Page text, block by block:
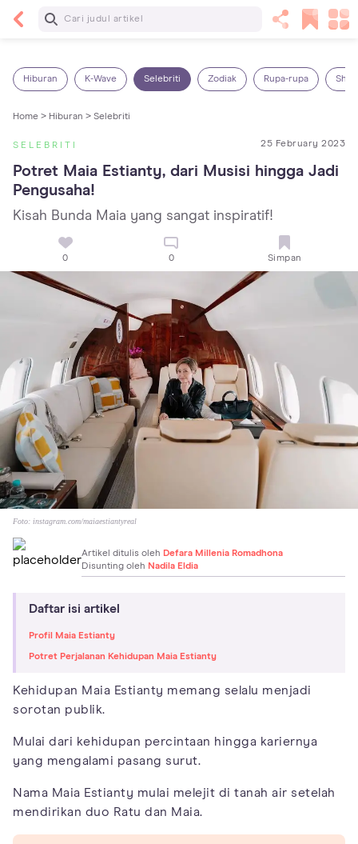
Baca Selanjutnya
Hiburan K-Wave Selebriti Zodiak Rupa-rupa
Home > Hiburan > Selebriti
SELEBRITI 25 February 2023
Potret Maia Estianty, dari Musisi hingga Jadi
Pengusaha!
Kisah Bunda Maia yang sangat inspiratif!
0 0 Simpan
Foto: instagram.com/maiaestiantyreal
Artikel ditulis oleh Defara Millenia Romadhona
Disunting oleh Nadila Eldia
Daftar isi artikel
Profil Maia Estianty
Potret Perjalanan Kehidupan Maia Estianty
Kehidupan Maia Estianty memang selalu menjadi
sorotan publik.
Mulai dari kehidupan percintaan hingga kariernya
yang mengalami pasang surut.
Nama Maia Estianty mulai melejit di tanah air setelah
mendirikan duo Ratu dan Maia.